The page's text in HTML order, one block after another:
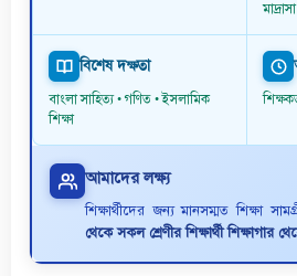
মাদ্রাসা
বিশেষ দক্ষতা
বাংলা সাহিত্য • গণিত • ইসলামিক
শিক্ষা
আমাদের লক্ষ্য
শিক্ষার্থীদের জন্য মানসম্মত শিক্ষা
থেকে সকল শ্রেণীর শিক্ষার্থী শিক্ষাগার